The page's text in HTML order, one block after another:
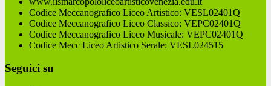
Codice Meccanografico Liceo Artistico: VESL02401Q
Codice Meccanografico Liceo Classico: VEPC02401Q
Codice Meccanografico Liceo Musicale: VEPC02401Q
Codice Mecc Liceo Artistico Serale: VESL024515
Seguici su